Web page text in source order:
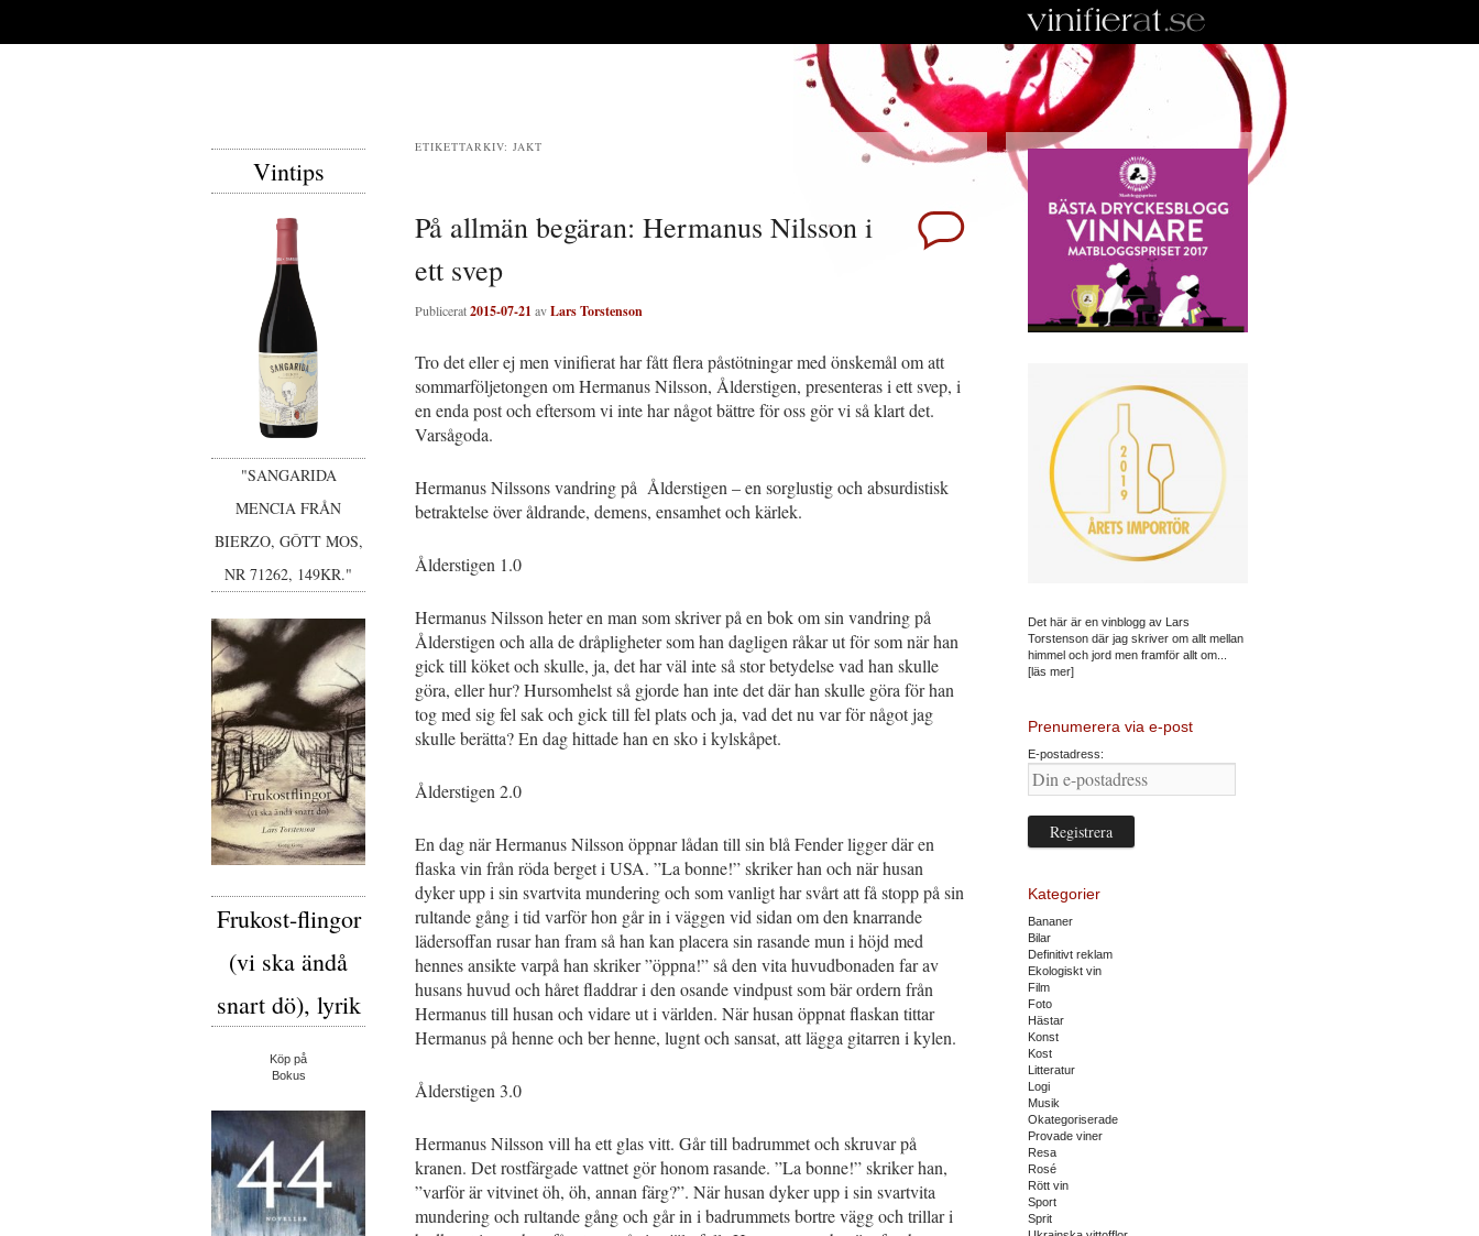
ETIKETTARKIV: JAKT
På allmän begäran: Hermanus Nilsson i
ett svep
Publicerat2015-07-21 avLars Torstenson
Tro det eller ej men vinifierat har fått flera påstötningar med önskemål om att
sommarföljetongen om Hermanus Nilsson, Ålderstigen, presenteras i ett svep, i
en enda post och eftersom vi inte har något bättre för oss gör vi så klart det.
Varsågoda.
Hermanus Nilssons vandring på Ålderstigen – en sorglustig och absurdistisk
betraktelse över åldrande, demens, ensamhet och kärlek.
Ålderstigen 1.0
Hermanus Nilsson heter en man som skriver på en bok om sin vandring på
Ålderstigen och alla de dråpligheter som han dagligen råkar ut för som när han
gick till köket och skulle, ja, det har väl inte så stor betydelse vad han skulle
göra, eller hur? Hursomhelst så gjorde han inte det där han skulle göra för han
tog med sig fel sak och gick till fel plats och ja, vad det nu var för något jag
skulle berätta? En dag hittade han en sko i kylskåpet.
Ålderstigen 2.0
En dag när Hermanus Nilsson öppnar lådan till sin blå Fender ligger där en
flaska vin från röda berget i USA. ”La bonne!” skriker han och när husan
dyker upp i sin svartvita mundering och som vanligt har svårt att få stopp på sin
rultande gång i tid varför hon går in i väggen vid sidan om den knarrande
lädersoffan rusar han fram så han kan placera sin rasande mun i höjd med
hennes ansikte varpå han skriker ”öppna!” så den vita huvudbonaden far av
husans huvud och håret fladdrar i den osande vindpust som bär ordern från
Hermanus till husan och vidare ut i världen. När husan öppnat flaskan tittar
Hermanus på henne och ber henne, lugnt och sansat, att lägga gitarren i kylen.
Ålderstigen 3.0
Hermanus Nilsson vill ha ett glas vitt. Går till badrummet och skruvar på
kranen. Det rostfärgade vattnet gör honom rasande. ”La bonne!” skriker han,
”varför är vitvinet öh, öh, annan färg?”. När husan dyker upp i sin svartvita
mundering och rultande gång och går in i badrummets bortre vägg och trillar i
Det här är en vinblogg av Lars
Torstenson där jag skriver om allt mellan
himmel och jord men framför allt om...
[läs mer]
Prenumerera via e-post
E-postadress:
Kategorier
Bananer
Bilar
Definitivt reklam
Ekologiskt vin
Film
Foto
Hästar
Konst
Kost
Litteratur
Logi
Musik
Okategoriserade
Provade viner
Resa
Rosé
Rött vin
Sport
Sprit
Vintips
"SANGARIDA
MENCIA FRÅN
BIERZO, GÔTT MOS,
NR 71262, 149KR."
Frukost-flingor
(vi ska ändå
snart dö), lyrik
Köp på
Bokus